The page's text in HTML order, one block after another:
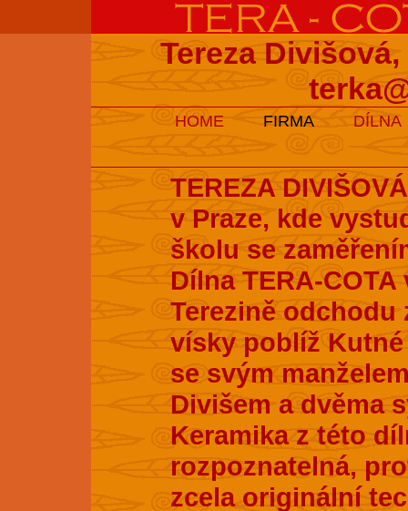
Tereza
HOME FIRMA DÍLNA
TEREZA
v Praze, kde
školu se
Dílna TERA-
Terezině odchodu
vísky poblíž Kutné
se svým
Divišem a dvěma
Keramika z této
rozpoznatelná,
zcela originální